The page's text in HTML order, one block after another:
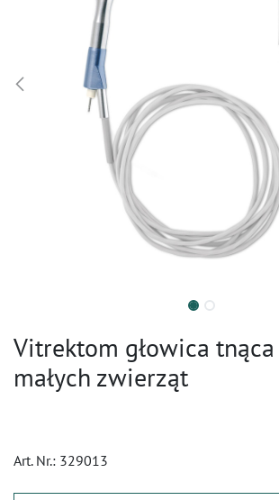
Vitrektom głowica
małych zwierząt
Art. Nr.: 329013